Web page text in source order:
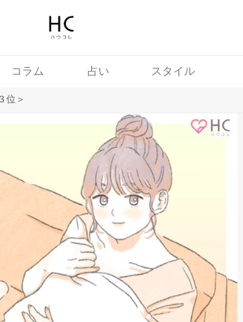
コラム 占い スタイル
位＞